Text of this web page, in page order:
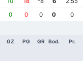
0 0 0 0 0
GZ PG GR Bod. Pr.